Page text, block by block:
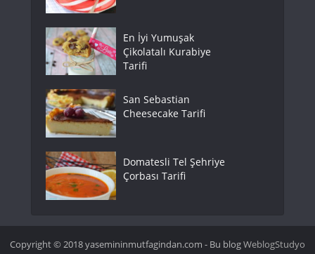
En İyi Yumuşak
Çikolatalı Kurabiye
Tarifi
San Sebastian
Cheesecake Tarifi
Domatesli Tel Şehriye
Çorbası Tarifi
Copyright © 2018 yasemininmutfagindan.com - Bu blogWeblogStudyo